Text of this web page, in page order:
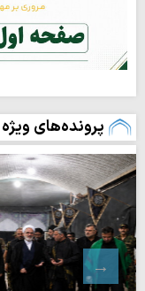
پرونده‌های ویژه